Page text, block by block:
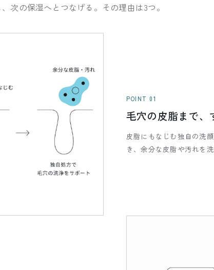
次の保湿へとつなげる。その理由は3つ。
POINT 01
毛穴の皮脂まで、
皮脂にもなじむ独自の洗
き、余分な皮脂や汚れを洗